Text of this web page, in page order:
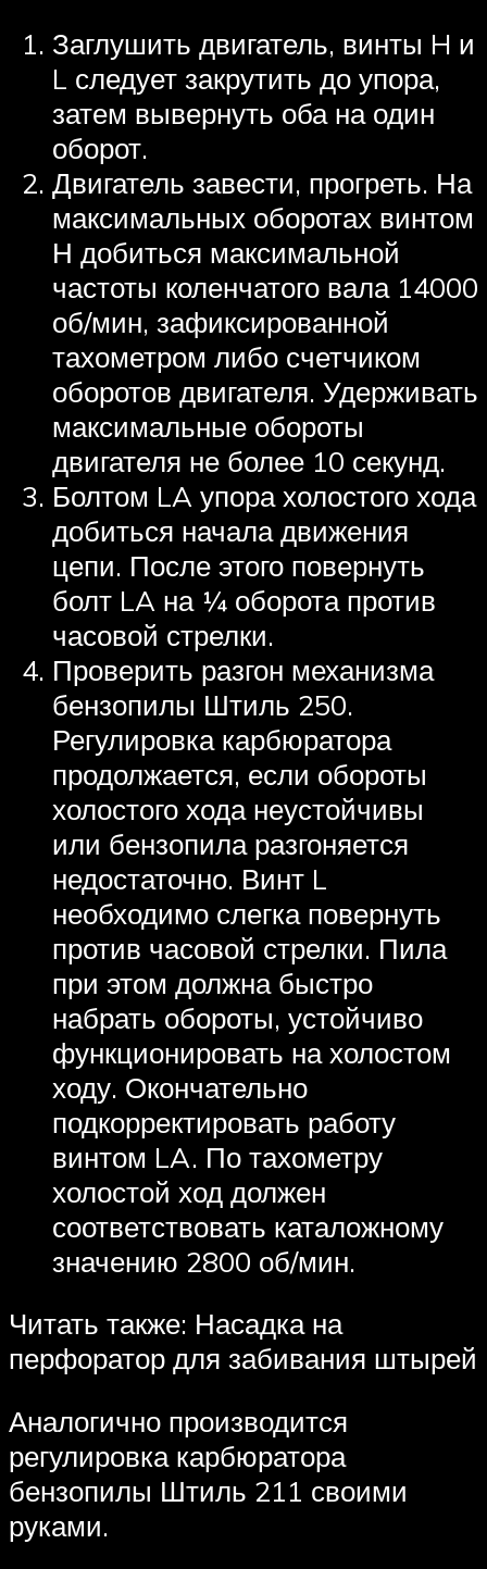
Заглушить двигатель, винты H и
L следует закрутить до упора,
затем вывернуть оба на один
оборот.
Двигатель завести, прогреть. На
максимальных оборотах винтом
Н добиться максимальной
частоты коленчатого вала 14000
об/мин, зафиксированной
тахометром либо счетчиком
оборотов двигателя. Удерживать
максимальные обороты
двигателя не более 10 секунд.
Болтом LA упора холостого хода
добиться начала движения
цепи. После этого повернуть
болт LA на ¼ оборота против
часовой стрелки.
Проверить разгон механизма
бензопилы Штиль 250.
Регулировка карбюратора
продолжается, если обороты
холостого хода неустойчивы
или бензопила разгоняется
недостаточно. Винт L
необходимо слегка повернуть
против часовой стрелки. Пила
при этом должна быстро
набрать обороты, устойчиво
функционировать на холостом
ходу. Окончательно
подкорректировать работу
винтом LA. По тахометру
холостой ход должен
соответствовать каталожному
значению 2800 об/мин.
Читать также: Насадка на
перфоратор для забивания штырей
Аналогично производится
регулировка карбюратора
бензопилы Штиль 211 своими
руками.